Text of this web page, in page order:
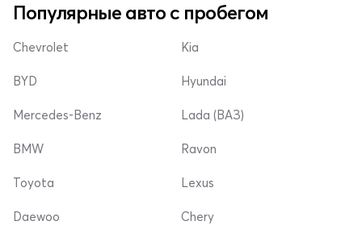
Популярные авто с пробегом
Chevrolet
BYD
Mercedes-Benz
Kia
Hyundai
Lada (ВАЗ)
BMW
Toyota
Daewoo
Ravon
Lexus
Chery